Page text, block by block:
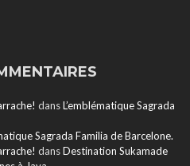
dansL’emblématique Sagrada
Sagrada Familia de Barcelone.
dansDestination Sukamade